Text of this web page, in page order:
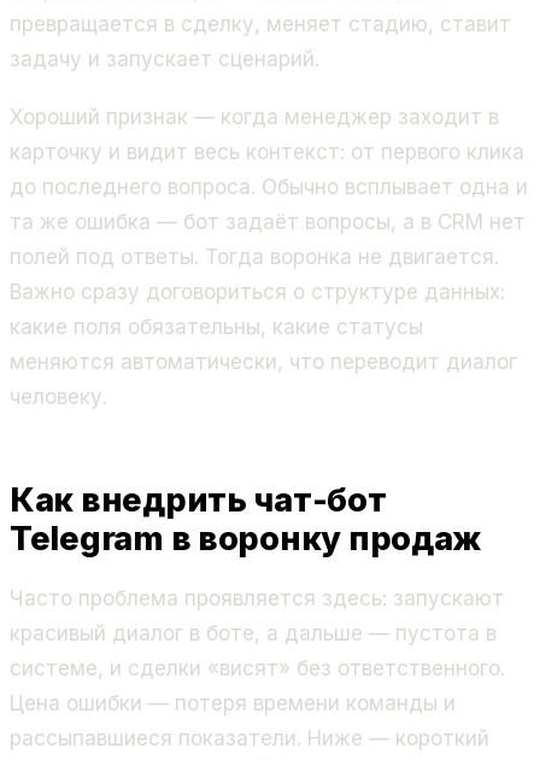
превращается в сделку, меняет стадию, ставит
задачу и запускает сценарий.
Хороший признак — когда менеджер заходит в
карточку и видит весь контекст: от первого клика
до последнего вопроса. Обычно всплывает одна и
та же ошибка — бот задаёт вопросы, а в CRM нет
полей под ответы. Тогда воронка не двигается.
Важно сразу договориться о структуре данных:
какие поля обязательны, какие статусы
меняются автоматически, что переводит диалог
человеку.
Как внедрить чат-бот
Telegram в воронку продаж
Часто проблема проявляется здесь: запускают
красивый диалог в боте, а дальше — пустота в
системе, и сделки «висят» без ответственного.
Цена ошибки — потеря времени команды и
рассыпавшиеся показатели. Ниже — короткий